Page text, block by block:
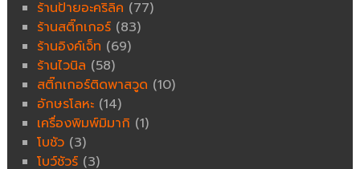
ร้านป้ายอะคริลิค (77)
ร้านสติ๊กเกอร์ (83)
ร้านอิงค์เจ็ท (69)
ร้านไวนิล (58)
สติ๊กเกอร์ติดพาสวูด (10)
อักษรโลหะ (14)
เครื่องพิมพ์มิมากิ (1)
โบชัว (3)
โบว์ชัวร์ (3)